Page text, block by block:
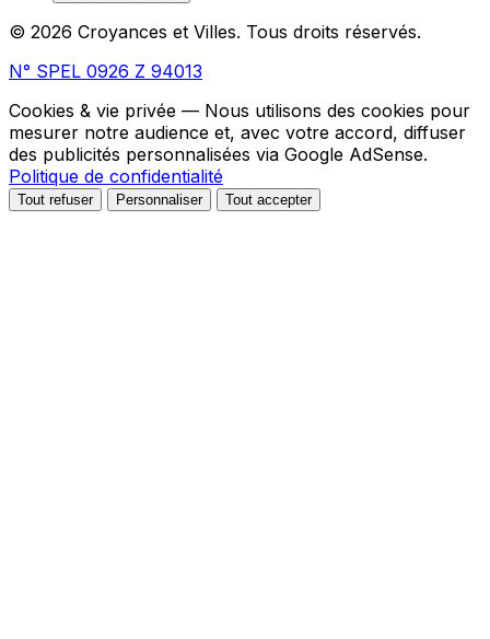
© 2026 Croyances et Villes. Tous droits réservés.
N° SPEL 0926 Z 94013
Cookies & vie privée — Nous utilisons des cookies pour
mesurer notre audience et, avec votre accord, diffuser
des publicités personnalisées via Google AdSense.
Politique de confidentialité
Tout refuser Personnaliser Tout accepter